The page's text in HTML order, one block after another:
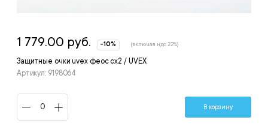
Защитные очки uvex феос сх2 / UVEX
Артикул: 9198064
1 779.00 руб. -10% (включая ндс 22%)
В корзину